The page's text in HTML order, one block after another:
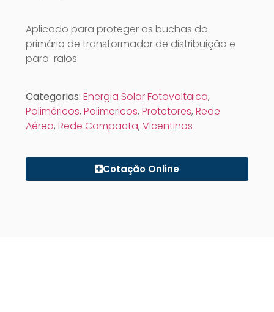
Aplicado para proteger as buchas do
primário de transformador de distribuição e
para-raios.
Categorias: Energia Solar Fotovoltaica,
Poliméricos, Polimericos, Protetores, Rede
Aérea, Rede Compacta, Vicentinos
Cotação Online